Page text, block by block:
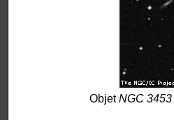
ObjetNGC 3453